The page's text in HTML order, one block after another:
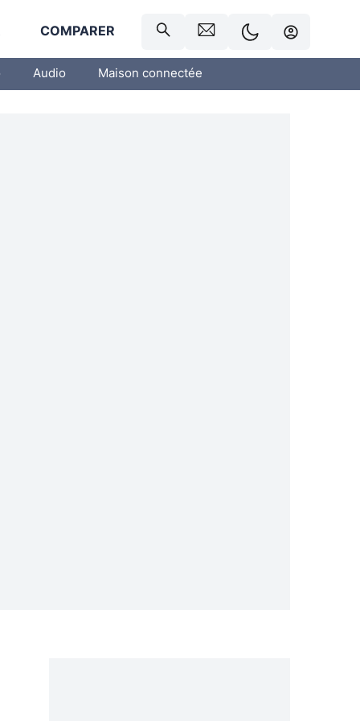
COMPARER
Audio Maison connectée